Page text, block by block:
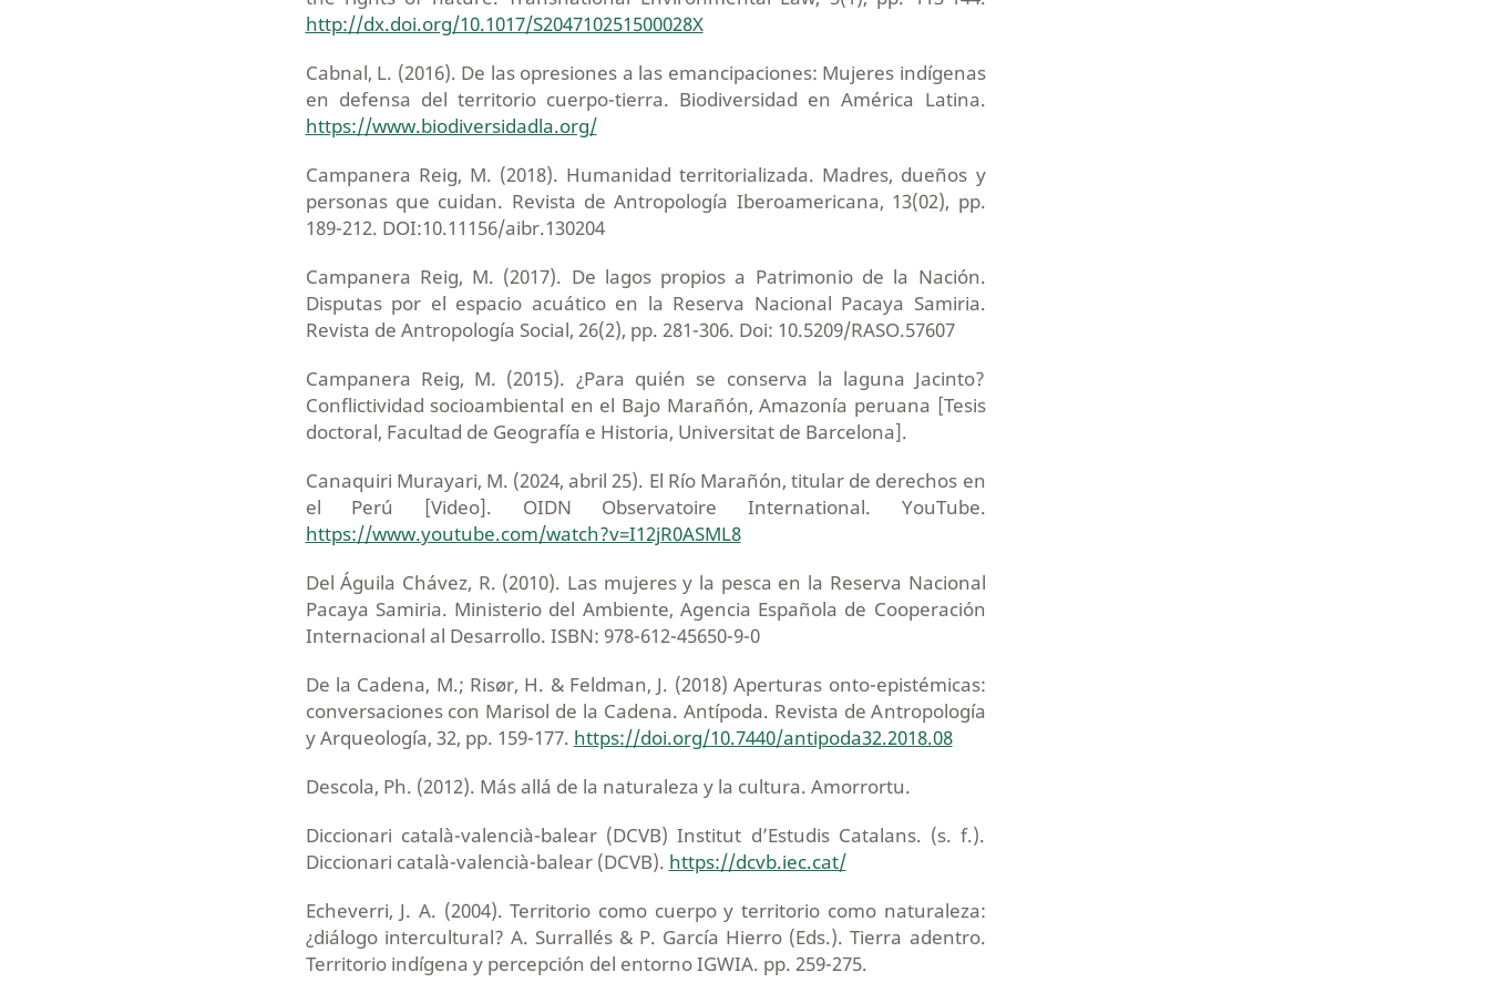
http://dx.doi.org/10.1017/S204710251500028X
Cabnal, L. (2016). De las opresiones a las emancipaciones: Mujeres indígenas
en defensa del territorio cuerpo-tierra. Biodiversidad en América Latina.
https://www.biodiversidadla.org/
Campanera Reig, M. (2018). Humanidad territorializada. Madres, dueños y
personas que cuidan. Revista de Antropología Iberoamericana, 13(02), pp.
189-212. DOI:10.11156/aibr.130204
Campanera Reig, M. (2017). De lagos propios a Patrimonio de la Nación.
Disputas por el espacio acuático en la Reserva Nacional Pacaya Samiria.
Revista de Antropología Social, 26(2), pp. 281-306. Doi: 10.5209/RASO.57607
Campanera Reig, M. (2015). ¿Para quién se conserva la laguna Jacinto?
Conflictividad socioambiental en el Bajo Marañón, Amazonía peruana [Tesis
doctoral, Facultad de Geografía e Historia, Universitat de Barcelona].
Canaquiri Murayari, M. (2024, abril 25). El Río Marañón, titular de derechos en
el Perú [Video]. OIDN Observatoire International. YouTube.
https://www.youtube.com/watch?v=I12jR0ASML8
Del Águila Chávez, R. (2010). Las mujeres y la pesca en la Reserva Nacional
Pacaya Samiria. Ministerio del Ambiente, Agencia Española de Cooperación
Internacional al Desarrollo. ISBN: 978-612-45650-9-0
De la Cadena, M.; Risør, H. & Feldman, J. (2018) Aperturas onto-epistémicas:
conversaciones con Marisol de la Cadena. Antípoda. Revista de Antropología
y Arqueología, 32, pp. 159-177. https://doi.org/10.7440/antipoda32.2018.08
Descola, Ph. (2012). Más allá de la naturaleza y la cultura. Amorrortu.
Diccionari català-valencià-balear (DCVB) Institut d’Estudis Catalans. (s. f.).
Diccionari català-valencià-balear (DCVB). https://dcvb.iec.cat/
Echeverri, J. A. (2004). Territorio como cuerpo y territorio como naturaleza:
¿diálogo intercultural? A. Surrallés & P. García Hierro (Eds.). Tierra adentro.
Territorio indígena y percepción del entorno IGWIA. pp. 259-275.